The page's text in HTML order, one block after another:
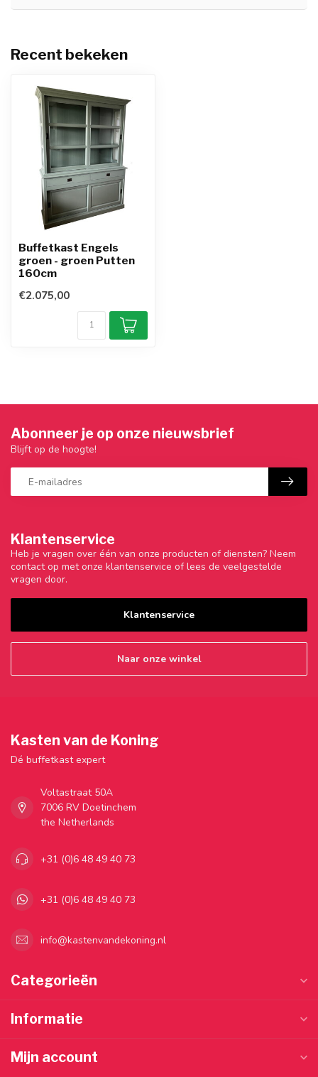
Recent bekeken
Buffetkast Engels
groen - groen Putten
160cm
€2.075,00
Klantenservice
Heb je vragen over één van onze producten of diensten? Neem
contact op met onze klantenservice of lees de veelgestelde
vragen door.
Klantenservice
Naar onze winkel
Abonneer je op onze nieuwsbrief
Blijft op de hoogte!
Kasten van de Koning
Dé buffetkast expert
Voltastraat 50A
7006 RV Doetinchem
the Netherlands
+31 (0)6 48 49 40 73
+31 (0)6 48 49 40 73
info@kastenvandekoning.nl
Categorieën
Informatie
Mijn account